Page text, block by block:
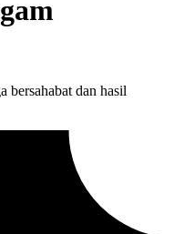
bersahabat dan hasil